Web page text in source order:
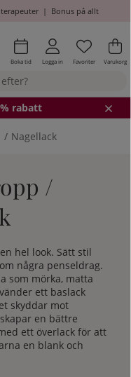
| Bonus på allt
Boka tid Logga in Antal i
.
Favoriter .
Varukorg
rabatt
Nagellack
/
hel look. Sätt stil
några penseldrag.
som mörka, matta
ett baslack
skyddar mot
en bättre
ett överlack för att
en blank och